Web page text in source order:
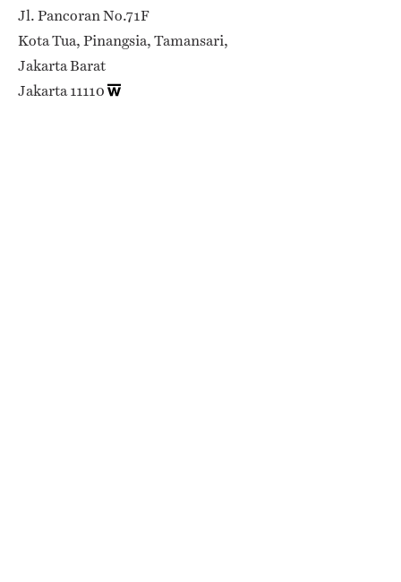
Jl. Pancoran No.71F
Kota Tua, Pinangsia, Tamansari,
Jakarta Barat
Jakarta 11110